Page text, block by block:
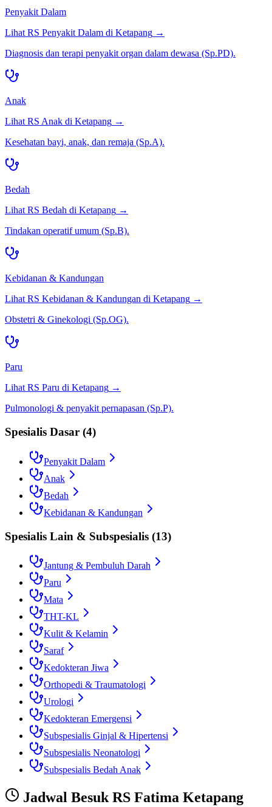
Penyakit Dalam
Lihat RS Penyakit Dalam di Ketapang →
Diagnosis dan terapi penyakit organ dalam dewasa (Sp.PD).
Anak
Lihat RS Anak di Ketapang →
Kesehatan bayi, anak, dan remaja (Sp.A).
Bedah
Lihat RS Bedah di Ketapang →
Tindakan operatif umum (Sp.B).
Kebidanan & Kandungan
Lihat RS Kebidanan & Kandungan di Ketapang →
Obstetri & Ginekologi (Sp.OG).
Paru
Lihat RS Paru di Ketapang →
Pulmonologi & penyakit pernapasan (Sp.P).
Spesialis Dasar (4)
Penyakit Dalam
Anak
Bedah
Kebidanan & Kandungan
Spesialis Lain & Subspesialis (13)
Jantung & Pembuluh Darah
Paru
Mata
THT-KL
Kulit & Kelamin
Saraf
Kedokteran Jiwa
Orthopedi & Traumatologi
Urologi
Kedokteran Emergensi
Subspesialis Ginjal & Hipertensi
Subspesialis Neonatologi
Subspesialis Bedah Anak
Jadwal BesukRS Fatima Ketapang